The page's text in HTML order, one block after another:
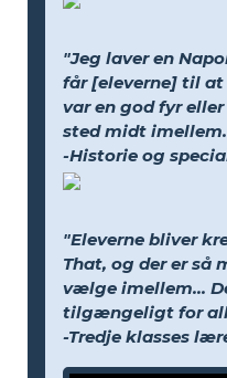
"Jeg laver en
får [eleverne] til
var en god fyr
sted midt
-Historie og
"Eleverne bliver
That, og der er så
vælge imellem...
tilgængeligt for
-Tredje klasses